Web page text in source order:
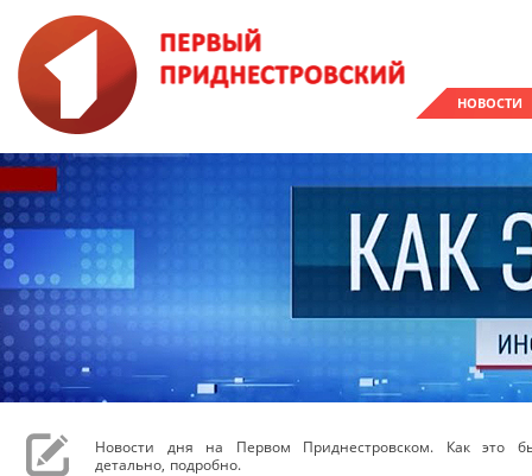
НОВОСТИ
Новости дня на Первом Приднестровском. Как это
детально, подробно.